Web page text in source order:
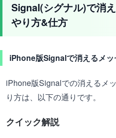
Signal(シグナル)で消
やり方&仕方
iPhone版Signalで消えるメ
iPhone版Signalでの消えるメ
り方は、以下の通りです。
クイック解説